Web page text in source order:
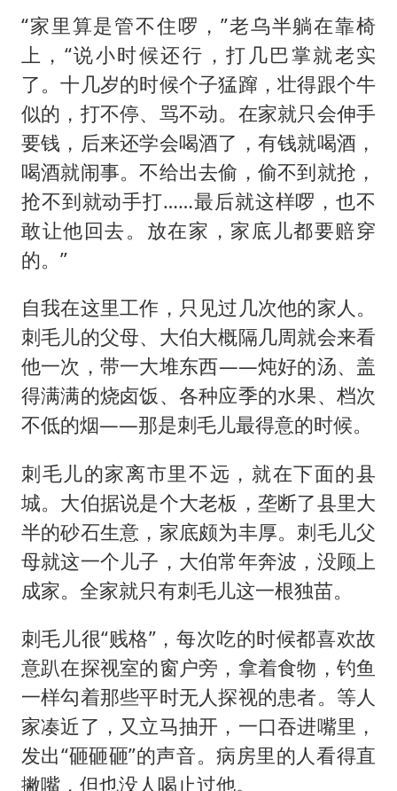
“家里算是管不住啰，”老乌半躺在靠椅
上，“说小时候还行，打几巴掌就老实
了。十几岁的时候个子猛蹿，壮得跟个牛
似的，打不停、骂不动。在家就只会伸手
要钱，后来还学会喝酒了，有钱就喝酒，
喝酒就闹事。不给出去偷，偷不到就抢，
抢不到就动手打……最后就这样啰，也不
敢让他回去。放在家，家底儿都要赔穿
的。”
自我在这里工作，只见过几次他的家人。
刺毛儿的父母、大伯大概隔几周就会来看
他一次，带一大堆东西——炖好的汤、盖
得满满的烧卤饭、各种应季的水果、档次
不低的烟——那是刺毛儿最得意的时候。
刺毛儿的家离市里不远，就在下面的县
城。大伯据说是个大老板，垄断了县里大
半的砂石生意，家底颇为丰厚。刺毛儿父
母就这一个儿子，大伯常年奔波，没顾上
成家。全家就只有刺毛儿这一根独苗。
刺毛儿很“贱格”，每次吃的时候都喜欢故
意趴在探视室的窗户旁，拿着食物，钓鱼
一样勾着那些平时无人探视的患者。等人
家凑近了，又立马抽开，一口吞进嘴里，
发出“砸砸砸”的声音。病房里的人看得直
撇嘴，但也没人喝止过他。